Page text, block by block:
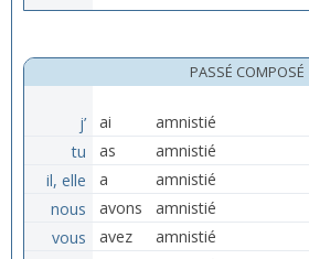
PASSÉ COMPOSÉ
j’ ai
amnistié
tu
as
amnistié
il, elle
a
amnistié
nous
avons
amnistié
vous
avez
amnistié